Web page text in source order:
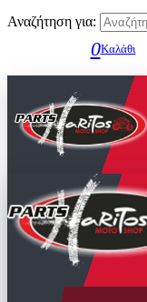
Αναζήτηση για:
0Καλάθι